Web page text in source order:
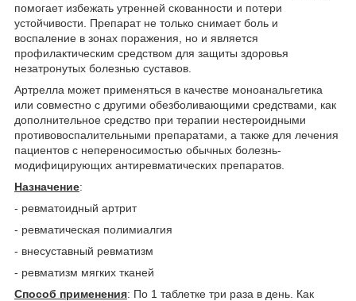
помогает избежать утренней скованности и потери
устойчивости. Препарат не только снимает боль и
воспаление в зонах поражения, но и является
профилактическим средством для защиты здоровья
незатронутых болезнью суставов.
Артрелла может применяться в качестве моноанальгетика
или совместно с другими обезболивающими средствами, как
дополнительное средство при терапии нестероидными
противовоспалительными препаратами, а также для лечения
пациентов с непереносимостью обычных болезнь­
модифицирующих антиревматических препаратов.
Назначение:­
- ревматоидный артрит ­
- ревматическая полимиалгия ­
- внесуставный ревматизм ­
- ревматизм мягких тканей
Способ применения: По 1 таблетке три раза в день. Как